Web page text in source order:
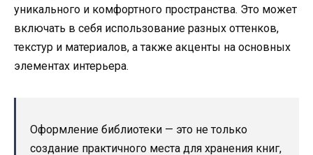
уникального и комфортного пространства. Это может
включать в себя использование разных оттенков,
текстур и материалов, а также акценты на основных
элементах интерьера.
Оформление библиотеки — это не только
создание практичного места для хранения книг,